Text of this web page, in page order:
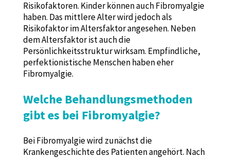
Risikofaktoren. Kinder können auch Fibromyalgie
haben. Das mittlere Alter wird jedoch als
Risikofaktor im Altersfaktor angesehen. Neben
dem Altersfaktor ist auch die
Persönlichkeitsstruktur wirksam. Empfindliche,
perfektionistische Menschen haben eher
Fibromyalgie.
Welche Behandlungsmethoden
gibt es bei Fibromyalgie?
Bei Fibromyalgie wird zunächst die
Krankengeschichte des Patienten angehört. Nach